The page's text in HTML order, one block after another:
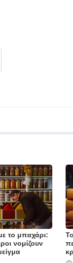
το μπαχάρι:
νομίζουν